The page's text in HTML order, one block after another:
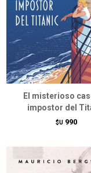
El misterioso
impostor del
$U 990